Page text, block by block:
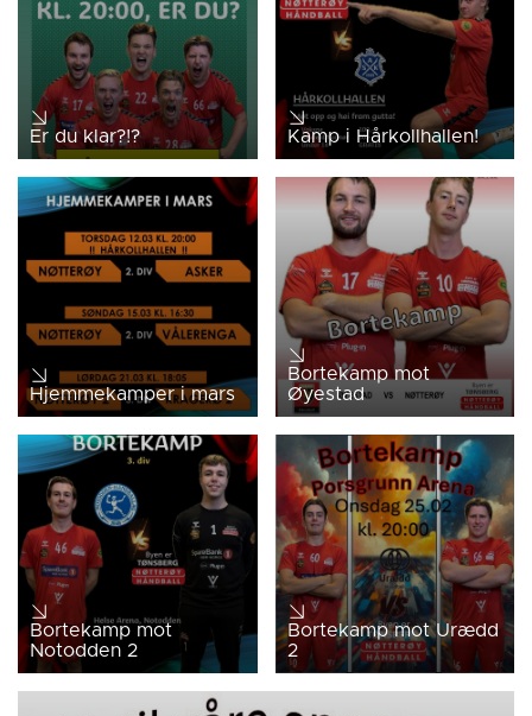
Er du klar?!? Kamp i Hårkollhallen!
Hjemmekamper i mars
Bortekamp mot
Øyestad
Bortekamp mot
Notodden 2
Bortekamp mot Urædd
2